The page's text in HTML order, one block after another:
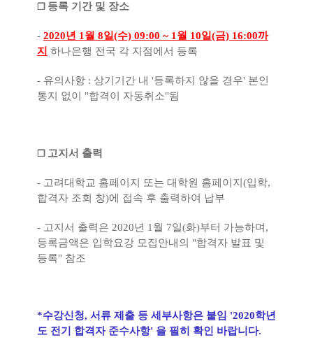
❐ 등록 기간 및 장소
- 2020년 1월 8일(수) 09:00 ~ 1월 10일(금) 16:00까
지 하나은행 전국 각 지점에서 등록
- 유의사항 : 상기기간 내 '등록하지 않을 경우' 본인
통지 없이 "합격이 자동취소"됨
❐ 고지서 출력
- 고려대학교 홈페이지 또는 대학원 홈페이지(입학,
합격자 조회 창)에 접속 후 출력하여 납부
- 고지서 출력은 2020년 1월 7일(화)부터 가능하며,
등록금액은 입학요강 모집안내의 "합격자 발표 및
등록" 참조
*수강신청, 서류 제출 등 세부사항은 붙임 '2020학년
도 전기 합격자 준수사항' 을 필히 확인 바랍니다.